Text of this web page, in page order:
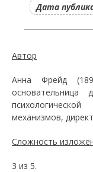
Дата
Автор
Анна Фрейд
основательница
механизмов,
Сложность
3 из 5.